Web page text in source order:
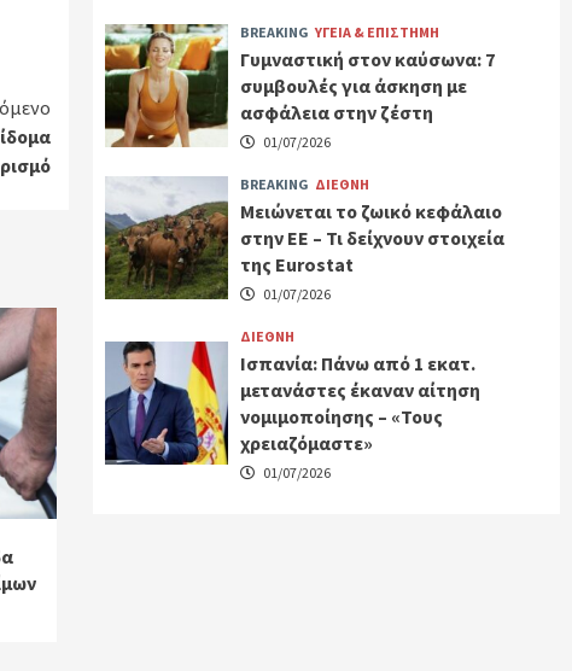
BREAKING ΥΓΕΙΑ & ΕΠΙΣΤΗΜΗ
Γυμναστική στον καύσωνα: 7
συμβουλές για άσκηση με
ασφάλεια στην ζέστη
01/07/2026
BREAKING ΔΙΕΘΝΗ
Μειώνεται το ζωικό κεφάλαιο
στην ΕΕ – Τι δείχνουν στοιχεία
της Eurostat
01/07/2026
ΔΙΕΘΝΗ
Ισπανία: Πάνω από 1 εκατ.
μετανάστες έκαναν αίτηση
νομιμοποίησης – «Τους
χρειαζόμαστε»
01/07/2026